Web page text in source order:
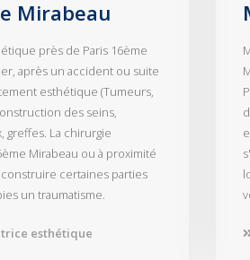
Mirabeau
près de Paris 16ème
après un accident ou suite
esthétique (Tumeurs,
des seins,
greffes. La chirurgie
Mirabeau ou à proximité
certaines parties
un traumatisme.
esthétique